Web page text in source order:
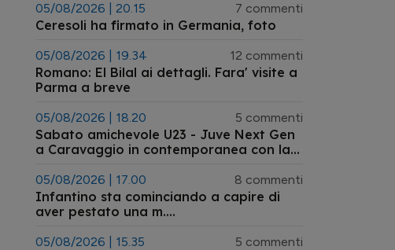
05/08/2026 | 20.15 7 commenti
Ceresoli ha firmato in Germania, foto
05/08/2026 | 19.34 12 commenti
Romano: El Bilal ai dettagli. Fara' visite a
Parma a breve
05/08/2026 | 18.20 5 commenti
Sabato amichevole U23 - Juve Next Gen
a Caravaggio in contemporanea con la
05/08/2026 | 17.00 8 commenti
Infantino sta cominciando a capire di
aver pestato una m....
05/08/2026 | 15.35 5 commenti